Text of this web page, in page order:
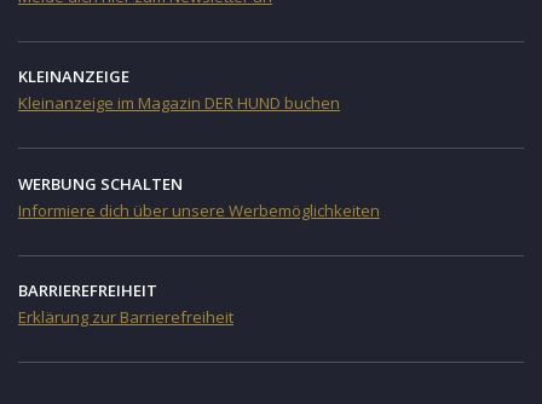
KLEINANZEIGE
Kleinanzeige im Magazin DER HUND buchen
WERBUNG SCHALTEN
Informiere dich über unsere Werbemöglichkeiten
BARRIEREFREIHEIT
Erklärung zur Barrierefreiheit